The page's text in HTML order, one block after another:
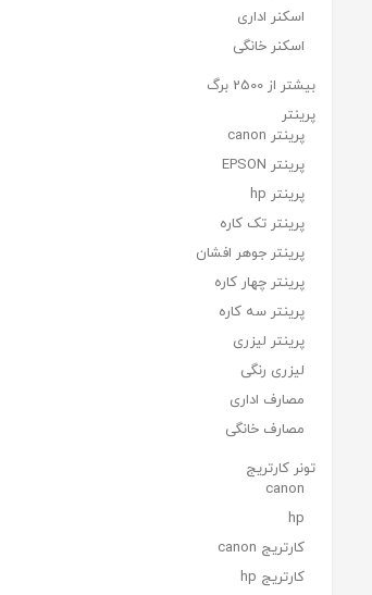
اسکنر اداری
اسکنر خانگی
بیشتر از 2500 برگ
پرینتر
پرینتر canon
پرینتر EPSON
پرینتر hp
پرینتر تک کاره
پرینتر جوهر افشان
پرینتر چهار کاره
پرینتر سه کاره
پرینتر لیزری
لیزری رنگی
مصارف اداری
مصارف خانگی
تونر کارتریج
canon
hp
کارتریج canon
کارتریج hp